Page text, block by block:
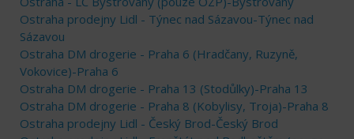
Ostraha prodejny Lidl - Týnec nad Sázavou-Týnec nad
Sázavou
Ostraha DM drogerie - Praha 6 (Hradčany, Ruzyně,
Vokovice)-Praha 6
Ostraha DM drogerie - Praha 13 (Stodůlky)-Praha 13
Ostraha DM drogerie - Praha 8 (Kobylisy, Troja)-Praha 8
Ostraha prodejny Lidl - Český Brod-Český Brod